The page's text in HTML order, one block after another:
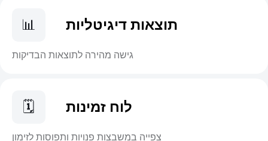
📊 תוצאות דיגיטליות
גישה מהירה לתוצאות הבדיקות
🗓 לוח זמינות
צפייה במשבצות פנויות ותפוסות לזימון